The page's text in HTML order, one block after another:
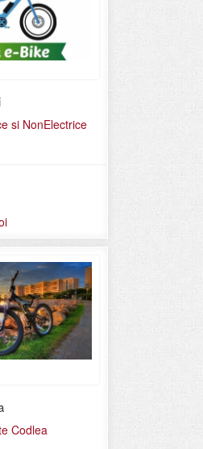
si NonElectrice
Codlea